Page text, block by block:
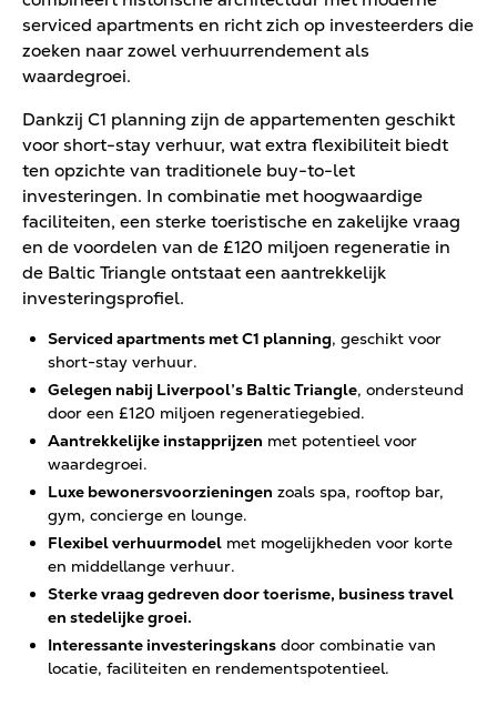
serviced apartments en richt zich op investeerders die
zoeken naar zowel verhuurrendement als
waardegroei.
Dankzij C1 planning zijn de appartementen geschikt
voor short-stay verhuur, wat extra flexibiliteit biedt
ten opzichte van traditionele buy-to-let
investeringen. In combinatie met hoogwaardige
faciliteiten, een sterke toeristische en zakelijke vraag
en de voordelen van de £120 miljoen regeneratie in
de Baltic Triangle ontstaat een aantrekkelijk
investeringsprofiel.
Serviced apartments met C1 planning, geschikt voor
short-stay verhuur.
Gelegen nabij Liverpool’s Baltic Triangle, ondersteund
door een £120 miljoen regeneratiegebied.
Aantrekkelijke instapprijzen met potentieel voor
waardegroei.
Luxe bewonersvoorzieningen zoals spa, rooftop bar,
gym, concierge en lounge.
Flexibel verhuurmodel met mogelijkheden voor korte
en middellange verhuur.
Sterke vraag gedreven door toerisme, business travel
en stedelijke groei.
Interessante investeringskans door combinatie van
locatie, faciliteiten en rendementspotentieel.